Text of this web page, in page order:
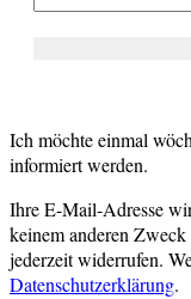
Ich möchte einmal
informiert werden.
Ihre E-Mail-Adresse
keinem anderen
jederzeit widerrufen.
Datenschutzerklärung.